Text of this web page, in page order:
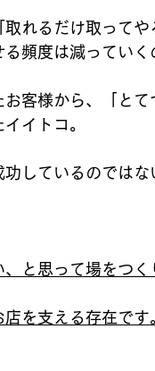
れるだけ取って
頻度は減っていく
客様から、「と
イトコ。
しているのではな
と思って場をつく
を支える存在です